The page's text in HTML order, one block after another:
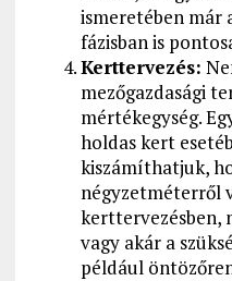
ismeretében már
fázisban is
Kerttervezés:
mezőgazdasági
mértékegység.
holdas kert
kiszámíthatjuk,
négyzetméterről
kerttervezésben,
vagy akár a
például